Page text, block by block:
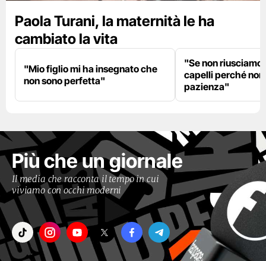
Paola Turani, la maternità le ha
cambiato la vita
"Mio figlio mi ha insegnato che
non sono perfetta"
"Se non riusciamo
capelli perché
pazienza"
Più che un giornale
Il media che racconta il tempo in cui
viviamo con occhi moderni